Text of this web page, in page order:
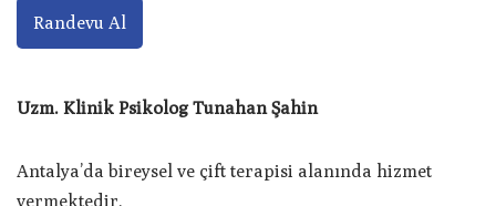
Randevu Al
Uzm. Klinik Psikolog Tunahan Şahin
Antalya’da bireysel ve çift terapisi alanında hizmet
vermektedir.